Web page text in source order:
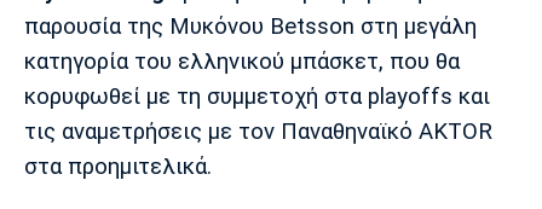
Πολιτισμός
Τραγούδια
Cine Spot
Running
Πρόγραμμα TV
Ιωνικός Κηφισιά Πανσερραϊκός
παρουσία της Μυκόνου Betsson στη μεγάλη
κατηγορία του ελληνικού μπάσκετ, που θα
κορυφωθεί με τη συμμετοχή στα playoffs και
τις αναμετρήσεις με τον Παναθηναϊκό AKTOR
στα προημιτελικά.